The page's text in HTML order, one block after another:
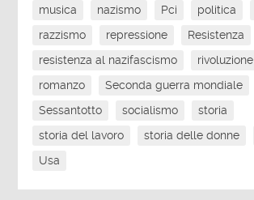
musica
nazismo Pci politica
razzismo
repressione
Resistenza
resistenza al nazifascismo
rivoluzione
romanzo
Seconda guerra mondiale
Sessantotto
socialismo
storia
storia del lavoro
storia delle donne
Usa